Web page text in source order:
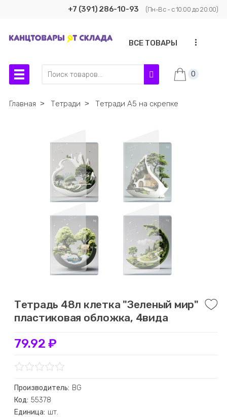
+7 (391) 286-10-93 (Пн-Вс - с 10:00 до 20:00)
ВСЕ ТОВАРЫ ...
0
Главная ˃ Тетради ˃ Тетради А5 на скрепке
Тетрадь 48л клетка "Зеленый мир"
пластиковая обложка, 4вида
79.92 ₽
Производитель: BG
Код: 55378
Единица: шт.